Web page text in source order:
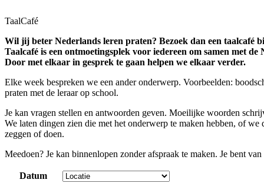
TaalCafé
Wil jij beter Nederlands leren praten? Bezoek dan een taalcafé
Taalcafé is een ontmoetingsplek voor iedereen om samen met de
Door met elkaar in gesprek te gaan helpen we elkaar verder.
Elke week bespreken we een ander onderwerp. Voorbeelden:
praten met de leraar op school.
Je kan vragen stellen en antwoorden geven. Moeilijke woorden
We laten dingen zien die met het onderwerp te maken hebben, of
zeggen of doen.
Meedoen? Je kan binnenlopen zonder afspraak te maken. Je bent
Datum